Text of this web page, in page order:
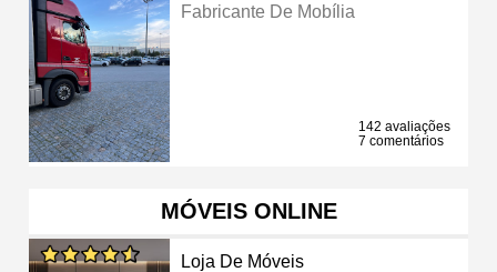
Fabricante De Mobília
142 avaliações
7 comentários
MÓVEIS ONLINE
Loja De Móveis